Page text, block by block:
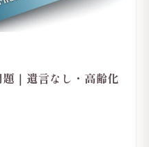
｜遺言なし・高齢化